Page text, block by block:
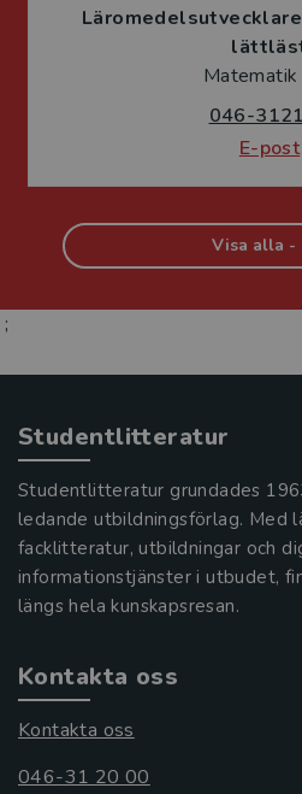
Läromedelsutvecklare
046-
E-post
Visa alla -
;
Studentlitteratur
Studentlitteratur grundades
ledande utbildningsförlag. Med
facklitteratur, utbildningar och
informationstjänster i utbudet,
längs hela kunskapsresan.
Kontakta oss
Kontakta oss
046-31 20 00